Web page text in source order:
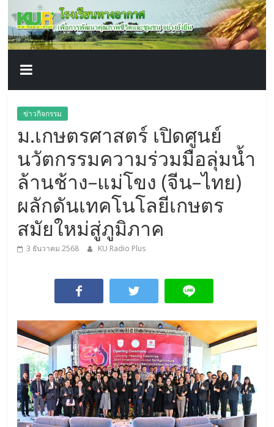
content
โรงเรียน
ทาง
อากาศ​
เพื่อ
พัฒนา
คุณภาพ
ชีวิต
ข่าวกิจกรรม
ม.เกษตรศาสตร์ เปิดศูนย์
นวัตกรรมความร่วมมือลุ่มน้ำ
ล้านช้าง–แม่โขง (จีน–ไทย)
ผลักดันเทคโนโลยีเกษตร
สมัยใหม่สู่ภูมิภาค
3 ธันวาคม 2568 KU Radio Plus